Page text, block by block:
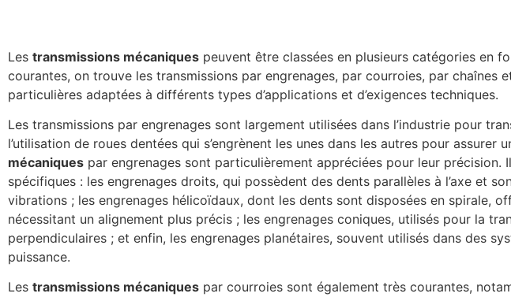
Les transmissions mécaniques peuvent être classées en plusieurs catégories en
courantes, on trouve les transmissions par engrenages, par courroies, par chaînes
particulières adaptées à différents types d’applications et d’exigences techniques.
Les transmissions par engrenages sont largement utilisées dans l’industrie pour
l’utilisation de roues dentées qui s’engrènent les unes dans les autres pour assurer
mécaniques par engrenages sont particulièrement appréciées pour leur précision.
spécifiques : les engrenages droits, qui possèdent des dents parallèles à l’axe et
vibrations ; les engrenages hélicoïdaux, dont les dents sont disposées en spirale,
nécessitant un alignement plus précis ; les engrenages coniques, utilisés pour la
perpendiculaires ; et enfin, les engrenages planétaires, souvent utilisés dans des
puissance.
Les transmissions mécaniques par courroies sont également très courantes,